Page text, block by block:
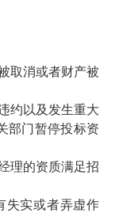
取消或者财产被
约以及发生重大
部门暂停投标资
理的资质满足招
失实或者弄虚作